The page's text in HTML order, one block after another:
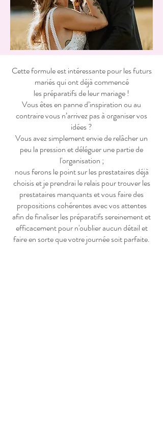
Cette formule est intéressante pour les futurs
mariés qui ont déjà commencé
les préparatifs de leur mariage !
Vous êtes en panne d’inspiration ou au
contraire vous n’arrivez pas à organiser vos
idées ?
Vous avez simplement envie de relâcher un
peu la pression et déléguer une partie de
l'organisation ;
nous ferons le point sur les prestataires déjà
choisis et je prendrai le relais pour trouver les
prestataires manquants et vous faire des
propositions cohérentes avec vos attentes
afin de finaliser les préparatifs sereinement et
efficacement pour n'oublier aucun détail et
faire en sorte que votre journée soit parfaite.